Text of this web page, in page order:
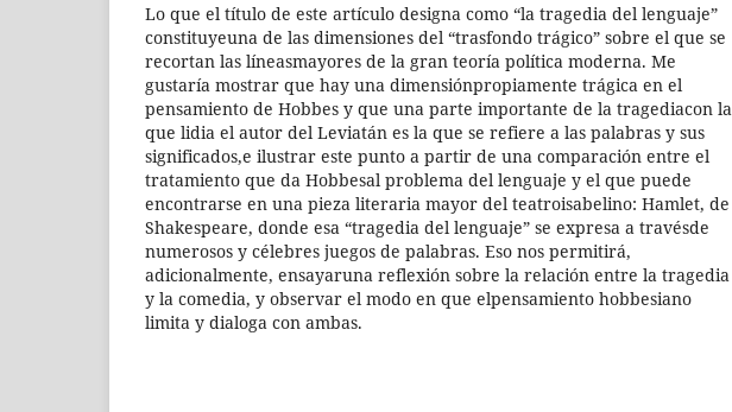
Lo que el título de este artículo designa como “la tragedia del lenguaje”
constituyeuna de las dimensiones del “trasfondo trágico” sobre el que se
recortan las líneasmayores de la gran teoría política moderna. Me
gustaría mostrar que hay una dimensiónpropiamente trágica en el
pensamiento de Hobbes y que una parte importante de la tragediacon la
que lidia el autor del Leviatán es la que se refiere a las palabras y sus
significados,e ilustrar este punto a partir de una comparación entre el
tratamiento que da Hobbesal problema del lenguaje y el que puede
encontrarse en una pieza literaria mayor del teatroisabelino: Hamlet, de
Shakespeare, donde esa “tragedia del lenguaje” se expresa a travésde
numerosos y célebres juegos de palabras. Eso nos permitirá,
adicionalmente, ensayaruna reflexión sobre la relación entre la tragedia
y la comedia, y observar el modo en que elpensamiento hobbesiano
limita y dialoga con ambas.